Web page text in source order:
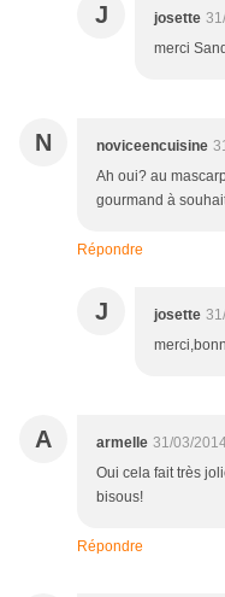
J josette
merci
N noviceencuisine
Ah oui? au
gourmand à
Répondre
J josette
A armelle 31/03/
Oui cela fait très
bisous!
Répondre